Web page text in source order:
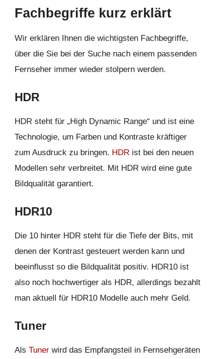
Fachbegriffe kurz erklärt
Wir erklären Ihnen die wichtigsten Fachbegriffe,
über die Sie bei der Suche nach einem passenden
Fernseher immer wieder stolpern werden.
HDR
HDR steht für „High Dynamic Range“ und ist eine
Technologie, um Farben und Kontraste kräftiger
zum Ausdruck zu bringen. HDR ist bei den neuen
Modellen sehr verbreitet. Mit HDR wird eine gute
Bildqualität garantiert.
HDR10
Die 10 hinter HDR steht für die Tiefe der Bits, mit
denen der Kontrast gesteuert werden kann und
beeinflusst so die Bildqualität positiv. HDR10 ist
also noch hochwertiger als HDR, allerdings bezahlt
man aktuell für HDR10 Modelle auch mehr Geld.
Tuner
Als Tuner wird das Empfangsteil in Fernsehgeräten